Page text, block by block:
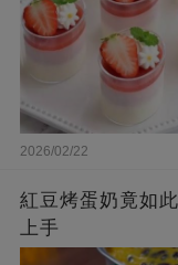
2026/02/22
紅豆烤蛋奶竟如
上手